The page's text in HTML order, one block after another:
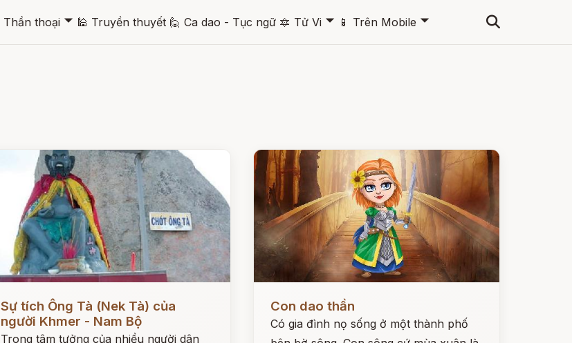
Thần thoại 🞃 🕌 Truyền thuyết 🙋 Ca dao - Tục ngữ 🔯 Tử Vi 🞃 📱 Trên Mobile 🞃
Sự tích Ông Tà (Nek Tà) của
người Khmer - Nam Bộ
Trong tâm tưởng của nhiều người dân
Con dao thần
Có gia đình nọ sống ở một thành phố